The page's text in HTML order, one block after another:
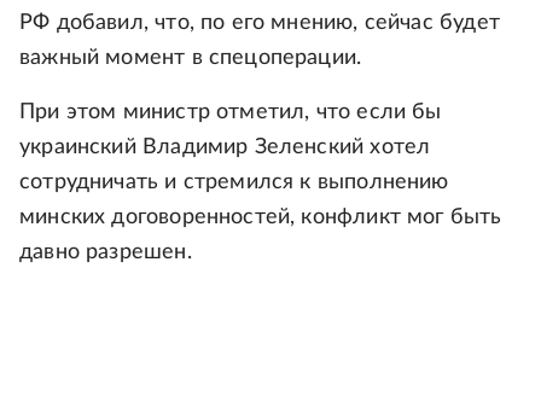
РФ добавил, что, по его мнению, сейчас будет
важный момент в спецоперации.
При этом министр отметил, что если бы
украинский Владимир Зеленский хотел
сотрудничать и стремился к выполнению
минских договоренностей, конфликт мог быть
давно разрешен.